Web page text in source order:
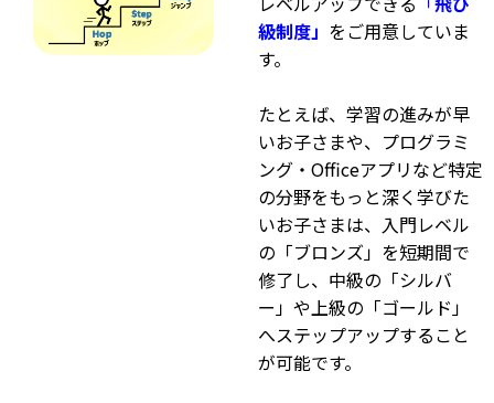
級制度」 をご用意していま
す。
たとえば、学習の進みが早
いお子さまや、プログラミ
ング・Officeアプリなど特定
の分野をもっと深く学びた
いお子さまは、入門レベル
の「ブロンズ」を短期間で
修了し、中級の「シルバ
ー」や上級の「ゴールド」
へステップアップすること
が可能です。